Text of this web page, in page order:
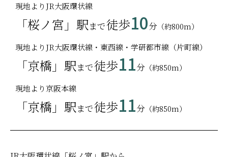
都島スポーツセンター・・・徒歩13分（約1,000m）
泉布観・・・徒歩16分（約1,220m）
大阪府庁・・・（約2,390m）
大阪府警察本部 本庁舎・・・（約2,640m）
OTHERS
都島南通郵便局・・・徒歩5分（約400m）
藤田美術館・・・徒歩15分（約1,160m）
造幣局本局・・・徒歩16分（約1,250m）
大阪城ホール・・・（約1,780m）
もりのみやキューズモールBASE・・・（約3,110m）
現地よりJR大阪環状線
「桜ノ宮」駅まで徒歩10分 （約800m）
現地よりJR大阪環状線・東西線・学研都市線（片町線）
「京橋」駅まで徒歩11分 （約850m）
現地より京阪本線
「京橋」駅まで徒歩11分 （約850m）